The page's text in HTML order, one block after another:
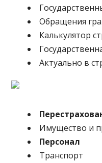
Обращения
Калькулятор
Актуально в
Имущество и
Персонал
Транспорт